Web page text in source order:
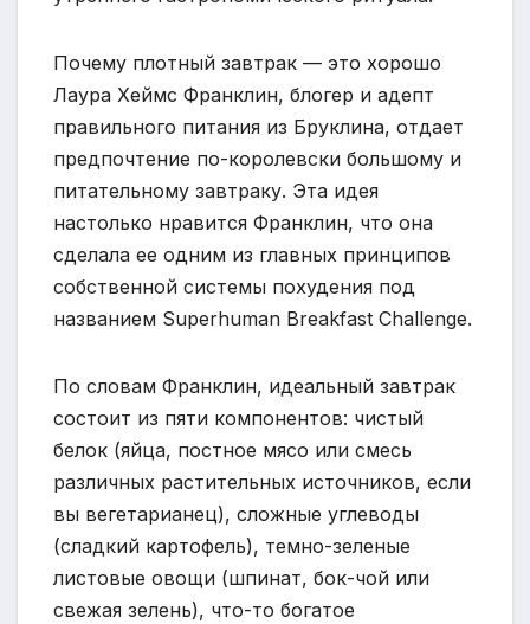
Почему плотный завтрак — это хорошо
Лаура Хеймс Франклин, блогер и адепт
правильного питания из Бруклина, отдает
предпочтение по-королевски большому и
питательному завтраку. Эта идея
настолько нравится Франклин, что она
сделала ее одним из главных принципов
собственной системы похудения под
названием Superhuman Breakfast Challenge.
По словам Франклин, идеальный завтрак
состоит из пяти компонентов: чистый
белок (яйца, постное мясо или смесь
различных растительных источников, если
вы вегетарианец), сложные углеводы
(сладкий картофель), темно-зеленые
листовые овощи (шпинат, бок-чой или
свежая зелень), что-то богатое